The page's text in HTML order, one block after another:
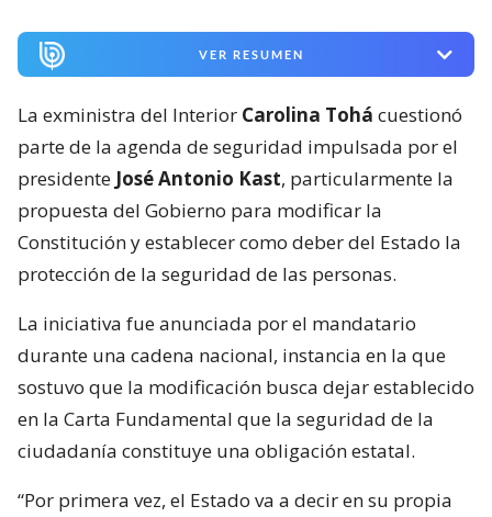
VER RESUMEN
La exministra del Interior Carolina Tohá cuestionó
parte de la agenda de seguridad impulsada por el
presidente José Antonio Kast, particularmente la
propuesta del Gobierno para modificar la
Constitución y establecer como deber del Estado la
protección de la seguridad de las personas.
La iniciativa fue anunciada por el mandatario
durante una cadena nacional, instancia en la que
sostuvo que la modificación busca dejar establecido
en la Carta Fundamental que la seguridad de la
ciudadanía constituye una obligación estatal.
“Por primera vez, el Estado va a decir en su propia